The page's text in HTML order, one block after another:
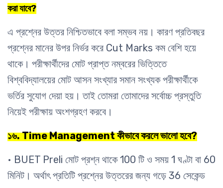
করা যাবে?
এ প্রশ্নের উত্তর নিশ্চিতভাবে বলা সম্ভব নয়। কারণ প্রতিবছর
প্রশ্নের মানের উপর নির্ভর করে Cut Marks কম বেশি হয়ে
থাকে। পরীক্ষার্থীদের মোট প্রাপ্ত নম্বরের ভিত্তিতে
বিশ্ববিদ্যালয়ের মোট আসন সংখ্যার সমান সংখ্যক পরীক্ষার্থীকে
ভর্তির সুযোগ দেয়া হয়। তাই তোমরা তোমাদের সর্বোচ্চ প্রস্তুতি
নিয়েই পরীক্ষায় অংশগ্রহণ করবে।
১৬. Time Management কীভাবে করলে ভালো হবে?
• BUET Preli মোট প্রশ্ন থাকে 100 টি ও সময় 1 ঘণ্টা বা 60
মিনিট। অর্থাৎ প্রতিটি প্রশ্নের উত্তরের জন্য গড়ে 36 সেকেন্ড